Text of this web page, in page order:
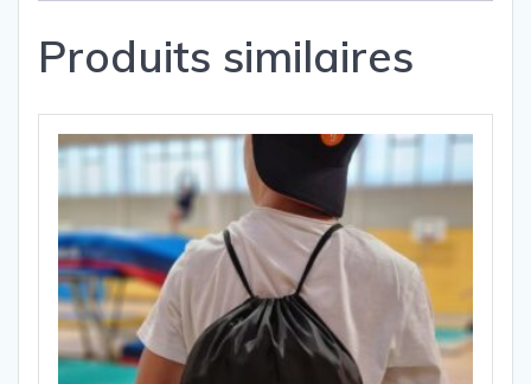
Produits similaires